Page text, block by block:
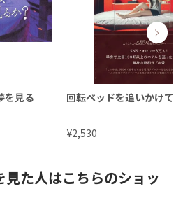
を見る
回転ベッドを追いかけて
¥2,530
見た人はこちらのショッ